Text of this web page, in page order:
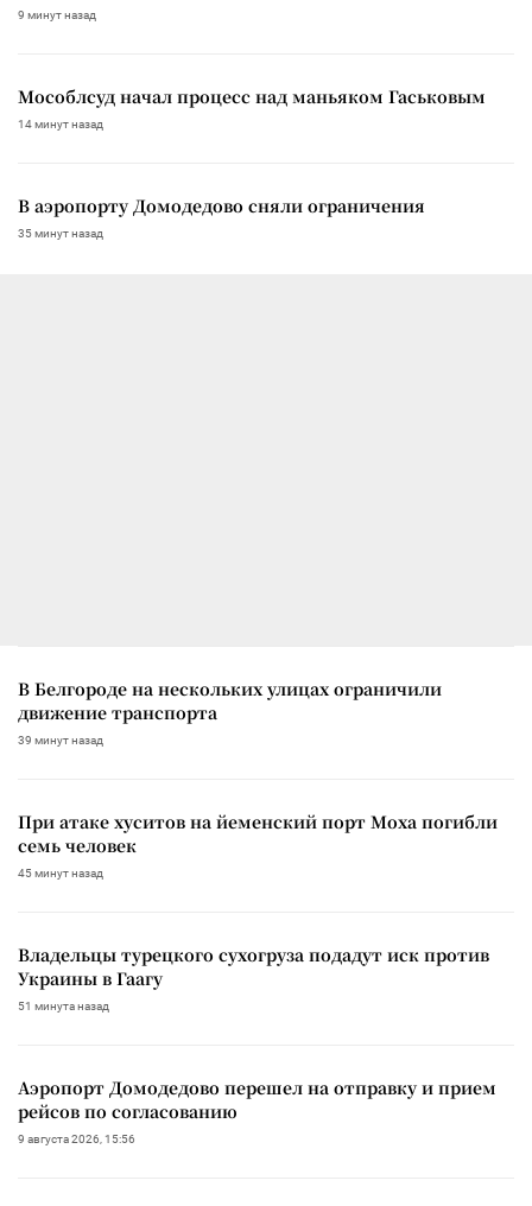
9 минут назад
Мособлсуд начал процесс над маньяком Гаськовым
14 минут назад
В аэропорту Домодедово сняли ограничения
35 минут назад
В Белгороде на нескольких улицах ограничили
движение транспорта
39 минут назад
При атаке хуситов на йеменский порт Моха погибли
семь человек
45 минут назад
Владельцы турецкого сухогруза подадут иск против
Украины в Гаагу
51 минута назад
Аэропорт Домодедово перешел на отправку и прием
рейсов по согласованию
9 августа 2026, 15:56